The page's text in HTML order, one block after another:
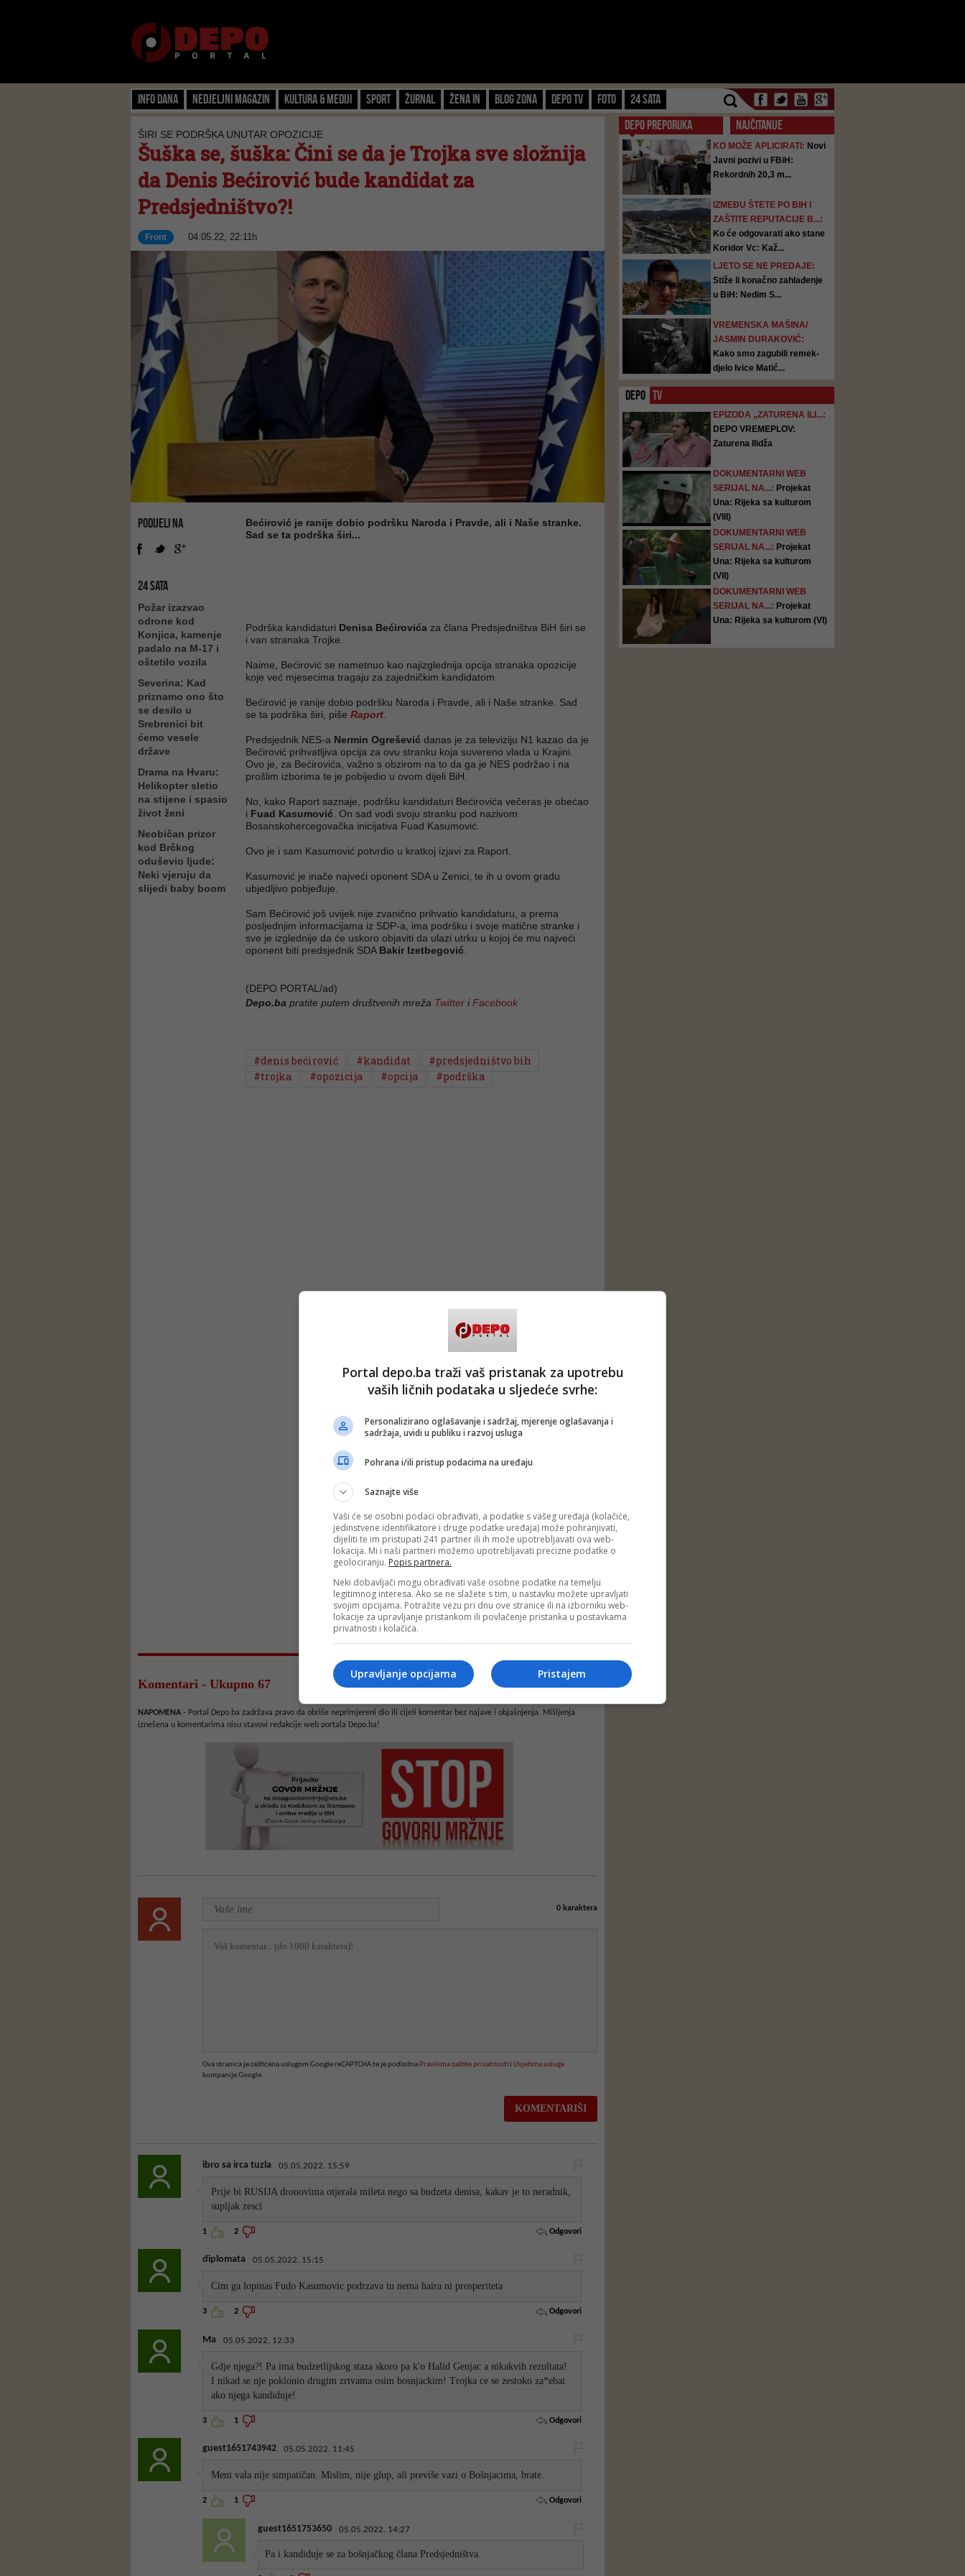
Info dana Nedjeljni magazin Kultura & Mediji Sport Žurnal Žena IN Blog zona Depo TV FOTO 24 SATA
ŠIRI SE PODRŠKA UNUTAR OPOZICIJE
Šuška se, šuška: Čini se da je Trojka sve složnija
da Denis Bećirović bude kandidat za
Predsjedništvo?!
Front 04.05.22, 22:11h
PODIJELI NA
24 SATA
Požar izazvao
odrone kod
Konjica, kamenje
padalo na M-17 i
oštetilo vozila
Severina: Kad
priznamo ono što
se desilo u
Srebrenici bit
ćemo vesele
države
Drama na Hvaru:
Helikopter sletio
na stijene i spasio
život ženi
Neobičan prizor
kod Brčkog
oduševio ljude:
Neki vjeruju da
slijedi baby boom
Bećirović je ranije dobio podršku Naroda i Pravde, ali i Naše stranke.
Sad se ta podrška širi...
Podrška kandidaturi Denisa Bećirovića za člana Predsjedništva BiH širi se
i van stranaka Trojke.
Naime, Bećirović se nametnuo kao najizglednija opcija stranaka opozicije
koje već mjesecima tragaju za zajedničkim kandidatom.
Bećirović je ranije dobio podršku Naroda i Pravde, ali i Naše stranke. Sad
se ta podrška širi, piše Raport
Predsjednik NES-a Nermin Ogrešević danas je za televiziju N1 kazao da je
Bećirović prihvatljiva opcija za ovu stranku koja suvereno vlada u Krajini.
Ovo je, za Bećirovića, važno s obzirom na to da ga je NES podržao i na
prošlim izborima te je pobijedio u ovom dijeli BiH.
No, kako Raport saznaje, podršku kandidaturi Bećirovića večeras je obećao
i Fuad Kasumović . On sad vodi svoju stranku pod nazivom
Bosanskohercegovačka inicijativa Fuad Kasumović.
Ovo je i sam Kasumović potvrdio u kratkoj izjavi za Raport.
Kasumović je inače najveći oponent SDA u Zenici, te ih u ovom gradu
ubjedljivo pobjeđuje.
Sam Bećirović još uvijek nije zvanično prihvatio kandidaturu, a prema
posljednjim informacijama iz SDP-a, ima podršku i svoje matične stranke i
sve je izglednije da će uskoro objaviti da ulazi utrku u kojoj će mu najveći
oponent biti predsjednik SDA Bakir Izetbegović
(DEPO PORTAL/ad)
Depo.ba pratite putem društvenih mreža Twitter iFacebook
#denis bećirović #kandidat
#predsjedništvo bih
#trojka
#opozicija #opcija #podrška
Komentari - Ukupno 67
NAPOMENA - Portal Depo.ba zadržava pravo da obriše neprimjereni dio ili cijeli komentar bez najave i objašnjenja. Mišljenja
iznešena u komentarima nisu stavovi redakcije web portala Depo.ba!
0karaktera
Ova stranica je zaštićena uslugom Google reCAPTCHA te je podložna Pravilima zaštite privatnostii Uvjetima usluge
kompanije Google.
ibro sa irca tuzla 05.05.2022. 15:59
Prije bi RUSIJA dronovima otjerala mileta nego sa budzeta denisa, kakav je to neradnik,
supljak zesci
1 2 Odgovori
diplomata 05.05.2022. 15:15
Cim ga lopinas Fudo Kasumovic podrzava tu nema haira ni prosperiteta
3 2 Odgovori
Ma 05.05.2022. 12:33
Gdje njega?! Pa ima budzetlijskog staza skoro pa k'o Halid Genjac a nikakvih rezultata!
I nikad se nje poklonio drugim zrtvama osim bosnjackim! Trojka ce se zestoko za*ebat
ako njega kandiduje!
3 1 Odgovori
guest1651743942 05.05.2022. 11:45
Meni vala nije simpatičan. Mislim, nije glup, ali previše vazi o Bošnjacima, brate.
2 1 Odgovori
guest1651753650 05.05.2022. 14:27
Pa i kandiduje se za bošnjačkog člana Predsjedništva.
DEPO PREPORUKA NAJČITANIJE
KO MOŽE APLICIRATI: Novi
Javni pozivi u FBiH:
Rekordnih 20,3 m...
IZMEĐU ŠTETE PO BIH I
ZAŠTITE REPUTACIJE B...:
Ko će odgovarati ako stane
Koridor Vc: Kaž...
LJETO SE NE PREDAJE:
Stiže li konačno zahlađenje
u BiH: Nedim S...
VREMENSKA MAŠINA/
JASMIN DURAKOVIĆ:
Kako smo zagubili remek-
djelo Ivice Matić...
DEPO TV
EPIZODA „ZATURENA ILI...:
DEPO VREMEPLOV:
Zaturena Ilidža
DOKUMENTARNI WEB
SERIJAL NA...: Projekat
Una: Rijeka sa kulturom
(VIII)
DOKUMENTARNI WEB
SERIJAL NA...: Projekat
Una: Rijeka sa kulturom
(VII)
DOKUMENTARNI WEB
SERIJAL NA...: Projekat
Una: Rijeka sa kulturom (VI)
Portal depo.ba traži vaš pristanak za upotrebu
vaših ličnih podataka u sljedeće svrhe:
Personalizirano oglašavanje i sadržaj, mjerenje oglašavanja i
sadržaja, uvidi u publiku i razvoj usluga
Pohrana i/ili pristup podacima na uređaju
Saznajte više
Vaši će se osobni podaci obrađivati, a podatke s vašeg uređaja (kolačiće,
jedinstvene identifikatore i druge podatke uređaja) može pohranjivati,
dijeliti te im pristupati 241 partner ili ih može upotrebljavati ova web-
lokacija. Mi i naši partneri možemo upotrebljavati precizne podatke o
geolociranju. Popis partnera.
Neki dobavljači mogu obrađivati vaše osobne podatke na temelju
legitimnog interesa. Ako se ne slažete s tim, u nastavku možete upravljati
svojim opcijama. Potražite vezu pri dnu ove stranice ili na izborniku web-
lokacije za upravljanje pristankom ili povlačenje pristanka u postavkama
privatnosti i kolačića.
Pristajem
Upravljanje opcijama